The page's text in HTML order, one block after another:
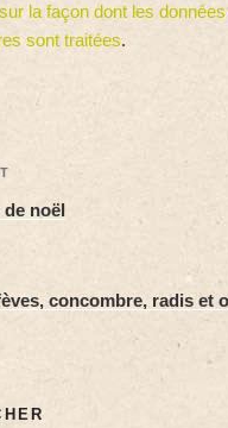
la façon dont les
sont traitées.
de noël
concombre, radis et